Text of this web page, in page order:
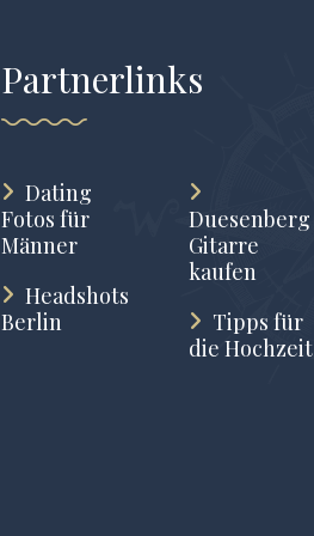
Partnerlinks
Dating
Fotos für
Männer
Headshots
Berlin
Duesenberg
Gitarre
kaufen
Tipps für
die Hochzeit